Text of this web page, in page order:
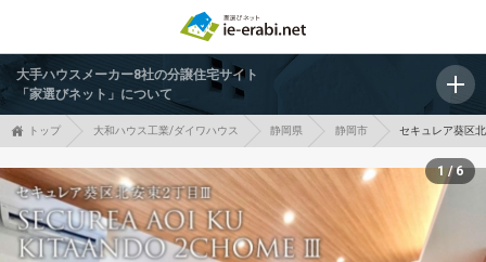
大手ハウスメーカー8社の分譲住宅サイト
「家選びネット」について
トップ 大和ハウス工業/ダイワハウス 静岡県 静岡市 セキュレア葵区
1 / 6